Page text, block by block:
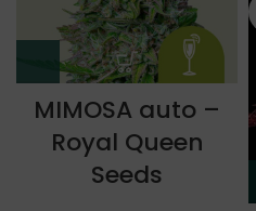
MIMOSA auto –
Royal Queen
Seeds